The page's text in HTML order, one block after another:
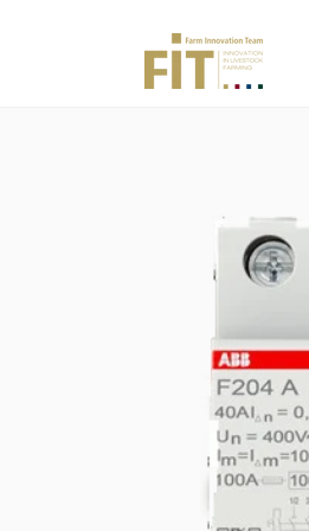
Produktinformationen